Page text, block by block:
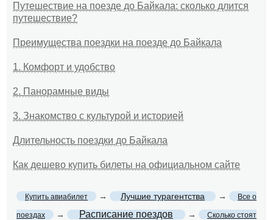
Путешествие на поезде до Байкала: сколько длится
путешествие?
Преимущества поездки на поезде до Байкала
1. Комфорт и удобство
2. Панорамные виды
3. Знакомство с культурой и историей
Длительность поездки до Байкала
Как дешево купить билеты на официальном сайте
Купить авиабилет → Лучшие турагентства → Все о
поездах → Расписание поездов → Сколько стоят